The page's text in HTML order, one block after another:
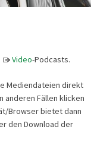
Video-Podcasts.
Mediendateien direkt
anderen Fällen klicken
Browser bietet dann
den Download der